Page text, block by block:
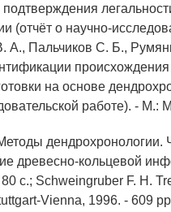
(отчёт о научно-
А., Пальчиков С. Б.,
на основе
работе). - М.:
дендрохронологии.
древесно-кольцевой
с.; Schweingruber F. H.
Vienna, 1996. - 609